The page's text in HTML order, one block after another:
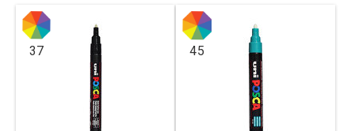
37 45